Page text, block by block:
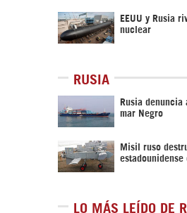
EEUU y Rusia
nuclear
RUSIA
Rusia denuncia
mar Negro
Misil ruso
estadounidense
LO MÁS LEÍDO DE